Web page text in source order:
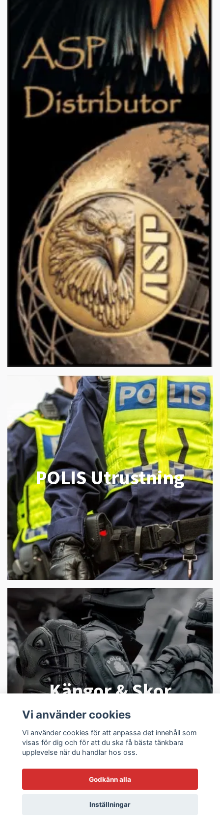
POLIS Utrustning
Kängor & Skor
Vi använder cookies
Vi använder cookies för att anpassa det innehåll som
visas för dig och för att du ska få bästa tänkbara
upplevelse när du handlar hos oss.
Godkänn alla
Inställningar